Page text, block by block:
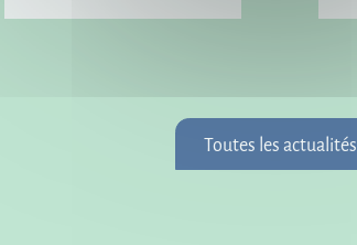
Toutes les actualités